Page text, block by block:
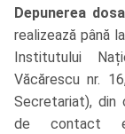
Depunerea
realizează până
Institutului
Văcărescu nr.
Secretariat), din
de contact